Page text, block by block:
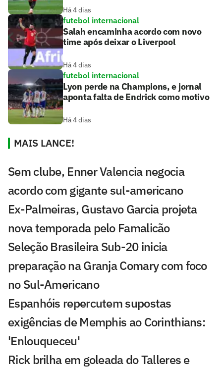
Há 4 dias
futebol internacional
Salah encaminha acordo com novo
time após deixar o Liverpool
Há 4 dias
futebol internacional
Lyon perde na Champions, e jornal
aponta falta de Endrick como motivo
Há 4 dias
MAIS LANCE!
Sem clube, Enner Valencia negocia
acordo com gigante sul-americano
Ex-Palmeiras, Gustavo Garcia projeta
nova temporada pelo Famalicão
Seleção Brasileira Sub-20 inicia
preparação na Granja Comary com foco
no Sul-Americano
Espanhóis repercutem supostas
exigências de Memphis ao Corinthians:
'Enlouqueceu'
Rick brilha em goleada do Talleres e